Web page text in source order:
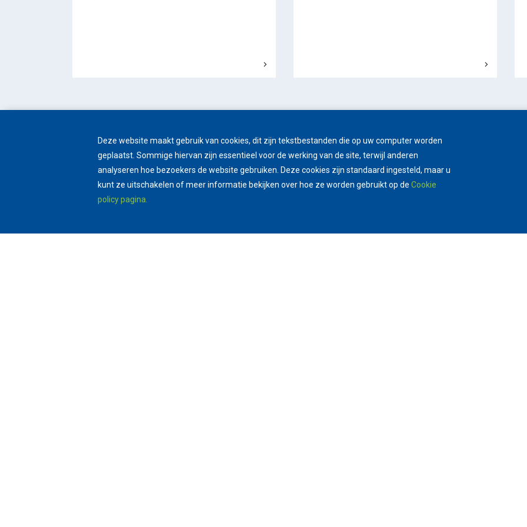
TANDPROTHETISCHE PRAKTIJK
ISO 9001 GECERTIFICEERD
Deze website maakt gebruik van cookies, dit zijn tekstbestanden die op uw computer worden
geplaatst. Sommige hiervan zijn essentieel voor de werking van de site, terwijl anderen
analyseren hoe bezoekers de website gebruiken. Deze cookies zijn standaard ingesteld, maar u
kunt ze uitschakelen of meer informatie bekijken over hoe ze worden gebruikt op deCookie
policy pagina.